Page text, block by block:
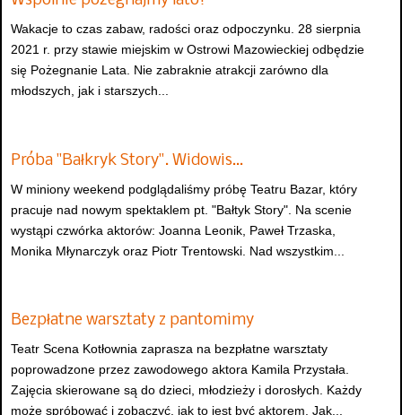
Wakacje to czas zabaw, radości oraz odpoczynku. 28 sierpnia
2021 r. przy stawie miejskim w Ostrowi Mazowieckiej odbędzie
się Pożegnanie Lata. Nie zabraknie atrakcji zarówno dla
młodszych, jak i starszych...
Próba "Bałkryk Story". Widowis…
W miniony weekend podglądaliśmy próbę Teatru Bazar, który
pracuje nad nowym spektaklem pt. "Bałtyk Story". Na scenie
wystąpi czwórka aktorów: Joanna Leonik, Paweł Trzaska,
Monika Młynarczyk oraz Piotr Trentowski. Nad wszystkim...
Bezpłatne warsztaty z pantomimy
Teatr Scena Kotłownia zaprasza na bezpłatne warsztaty
poprowadzone przez zawodowego aktora Kamila Przystała.
Zajęcia skierowane są do dzieci, młodzieży i dorosłych. Każdy
może spróbować i zobaczyć, jak to jest być aktorem. Jak...